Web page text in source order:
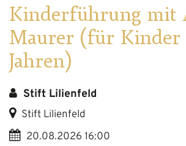
Kinderführung mit
Maurer (für Kinder
Jahren)
Stift Lilienfeld
Stift Lilienfeld
20.08.2026 16:00